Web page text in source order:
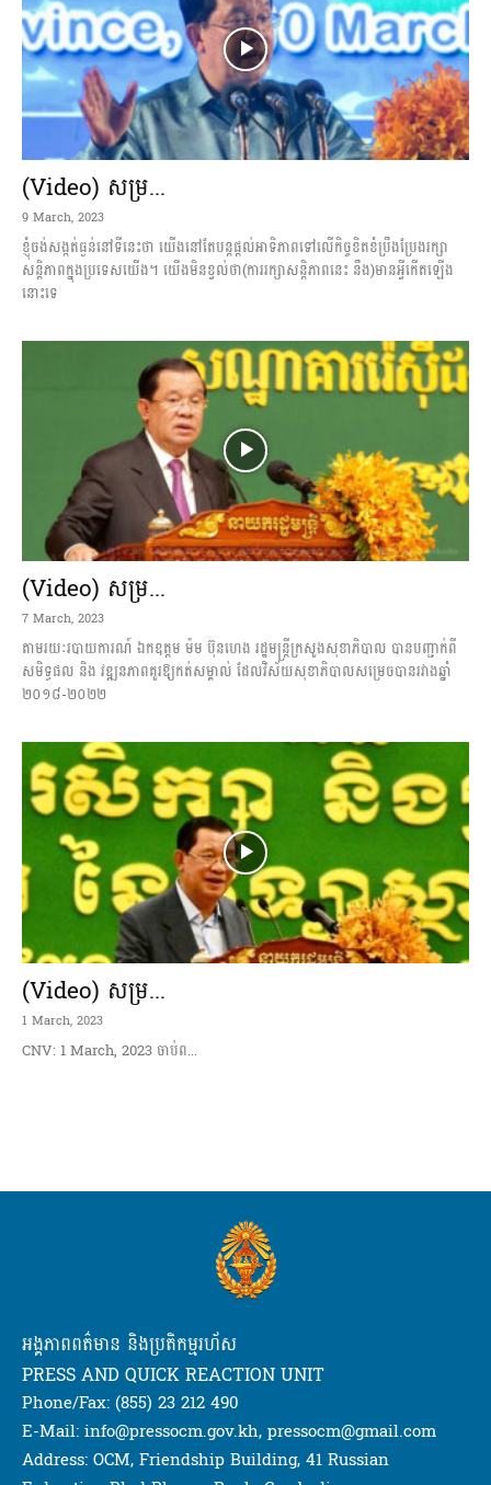
(Video) សម្រ...
9 March, 2023
ខ្ញុំចង់សង្កត់ធ្ងន់នៅទីនេះថា យើងនៅតែបន្តផ្តល់អាទិភាពទៅលើកិច្ចខិតខំប្រឹងប្រែងរក្សា
សន្តិភាពក្នុងប្រ​ទេសយើង។ យើងមិនខ្វល់ថា(ការរក្សាសន្តិភាពនេះ នឹង)មានអ្វីកើតឡើង
នោះទេ
(Video) សម្រ...
7 March, 2023
តាមរយៈរបាយការណ៍ ឯកឧត្តម ម៉ម ប៊ុនហេង រដ្ឋមន្រ្តីក្រសួងសុខាភិបាល បានបញ្ជាក់ពី
សមិទ្ធផល និង វឌ្ឍនភាពគួរឱ្យកត់សម្គាល់ ដែលវិស័យសុខាភិបាលសម្រេចបានរវាងឆ្នាំ
២០១៨-២០២២
(Video) សម្រ...
1 March, 2023
CNV: 1 March, 2023 ចាប់ព...
អង្គភាពពត៌មាន និងប្រតិកម្មរហ័ស
PRESS AND QUICK REACTION UNIT
Phone/Fax: (855) 23 212 490
E-Mail: info@pressocm.gov.kh, pressocm@gmail.com
Address: OCM, Friendship Building, 41 Russian